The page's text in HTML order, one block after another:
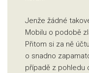
Jenže žádné
Mobilu o podobě
Přitom si za ně
o snadno
případě z pohledu